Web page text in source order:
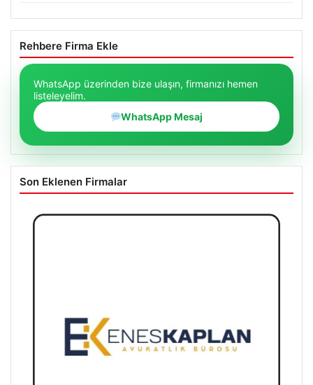
Rehbere Firma Ekle
WhatsApp üzerinden bize ulaşın, firmanızı hemen
listeleyelim.
WhatsApp Mesaj
Son Eklenen Firmalar